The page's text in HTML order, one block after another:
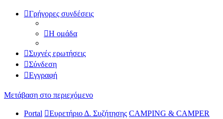
Γρήγορες συνδέσεις
Η ομάδα
Συχνές ερωτήσεις
Σύνδεση
Εγγραφή
Μετάβαση στο περιεχόμενο
Portal Ευρετήριο Δ. Συζήτησης CAMPING & CAMPER